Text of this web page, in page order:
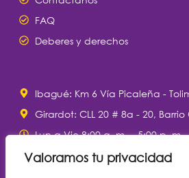
Valoramos tu privacidad
FAQ
Deberes y derechos
Ibagué: Km 6 Vía Picaleña -
Girardot: CLL 20 # 8a - 20,
Lun a Vie 8:00 a. m. – 5:00 p. m.
Sábados 8:00 a. m. – 12:00 m.